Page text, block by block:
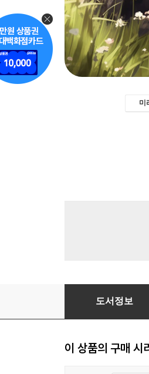
미
산골 - 김유정 [신
도서정보
이 상품의 구매 시